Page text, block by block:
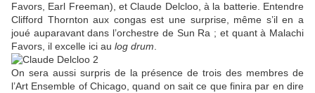
Favors, Earl Freeman), et Claude Delcloo, à la batterie. Entendre
Clifford Thornton aux congas est une surprise, même s’il en a
joué auparavant dans l’orchestre de Sun Ra ; et quant à Malachi
Favors, il excelle ici au log drum
On sera aussi surpris de la présence de trois des membres de
l’Art Ensemble of Chicago, quand on sait ce que finira par en dire